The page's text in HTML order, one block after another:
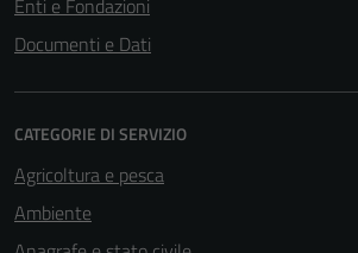
Enti e Fondazioni
Documenti e Dati
CATEGORIE DI SERVIZIO
Agricoltura e pesca
Ambiente